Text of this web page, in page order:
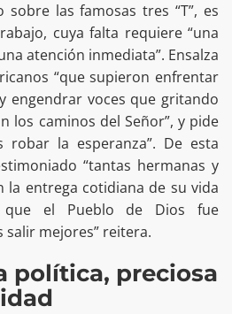
sobre las famosas tres “T”, es
cuya falta requiere “una
atención inmediata”. Ensalza
“que supieron enfrentar
engendrar voces que gritando
los caminos del Señor”, y pide
robar la esperanza”. De esta
“tantas hermanas y
la entrega cotidiana de su vida
el Pueblo de Dios fue
salir mejores” reitera.
política, preciosa